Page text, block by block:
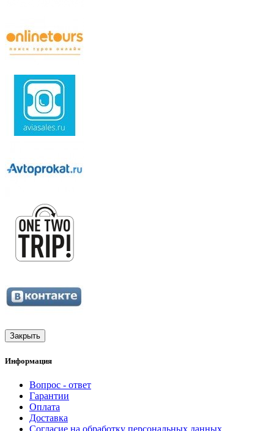
Закрыть
Информация
Вопрос - ответ
Гарантии
Оплата
Доставка
Согласие на обработку персональных данных